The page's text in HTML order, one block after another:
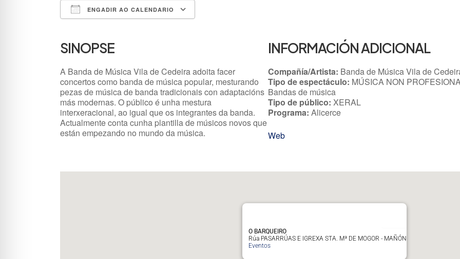
ENGADIR AO CALENDARIO
SINOPSE
A Banda de Música Vila de Cedeira adoita facer
concertos como banda de música popular, mesturando
pezas de música de banda tradicionais con adaptacións
más modernas. O público é unha mestura
interxeracional, ao igual que os integrantes da banda.
Actualmente conta cunha plantilla de músicos novos que
están empezando no mundo da música.
INFORMACIÓN ADICIONAL
Compañía/Artista: Banda de Música Vila de
Tipo de espectáculo: MÚSICA NON
Bandas de música
Tipo de público: XERAL
Programa: Alicerce
Web
O BARQUEIRO
Rúa PASARRÚAS E IGREXA STA. Mª DE MOGOR - MAÑÓN
Eventos